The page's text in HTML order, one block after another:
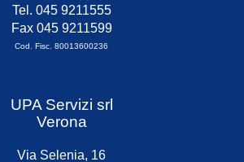
Tel. 045 9211555
Fax 045 9211599
Cod. Fisc. 80013600236
UPA Servizi srl
Verona
Via Selenia, 16